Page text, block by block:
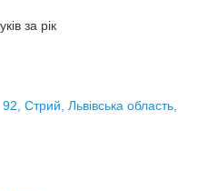
за рік
Стрий, Львівська область,